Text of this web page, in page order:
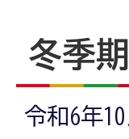
冬季
令和6年